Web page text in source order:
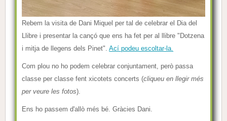
Rebem la visita de Dani Miquel per tal de celebrar el Dia del
Llibre i presentar la cançó que ens ha fet per al llibre "Dotzena
i mitja de llegens dels Pinet".Ací podeu escoltar-la.
Com plou no ho podem celebrar conjuntament, però passa
classe per classe fent xicotets concerts (cliqueu en llegir més
per veure les fotos).
Ens ho passem d'allò més bé. Gràcies Dani.